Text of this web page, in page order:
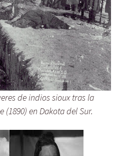
de indios sioux tras la
(1890) en Dakota del Sur.